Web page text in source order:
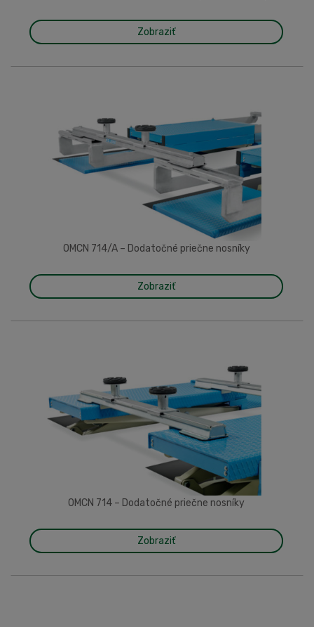
Zobraziť
OMCN 714/A – Dodatočné priečne nosníky
Zobraziť
OMCN 714 – Dodatočné priečne nosníky
Zobraziť